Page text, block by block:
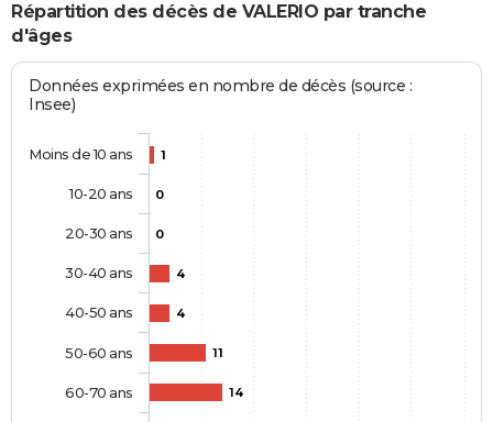
Répartition des décès de VALERIO par tranche
d'âges
Données exprimées en nombre de décès (source :
Insee)
1
0
0
4
4
11
14
Moins de 10 ans
10-20 ans
20-30 ans
30-40 ans
40-50 ans
50-60 ans
60-70 ans